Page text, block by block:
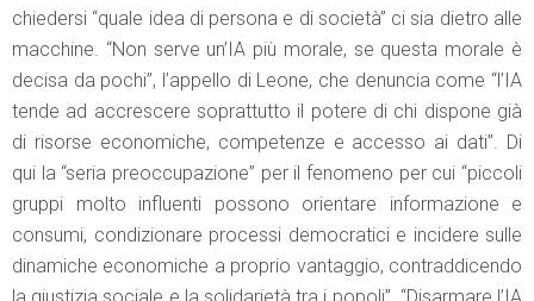
chiedersi “quale idea di persona e di società” ci sia dietro alle
macchine. “Non serve un’IA più morale, se questa morale è
decisa da pochi”, l’appello di Leone, che denuncia come “l’IA
tende ad accrescere soprattutto il potere di chi dispone già
di risorse economiche, competenze e accesso ai dati”. Di
qui la “seria preoccupazione” per il fenomeno per cui “piccoli
gruppi molto influenti possono orientare informazione e
consumi, condizionare processi democratici e incidere sulle
dinamiche economiche a proprio vantaggio, contraddicendo
la giustizia sociale e la solidarietà tra i popoli”. “Disarmare l’IA